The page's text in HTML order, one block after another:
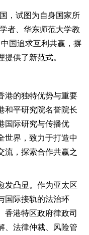
，试图为自身国家所
者、华东师范大学教
国追求互利共赢，摒
供了新范式。
的独特优势与重要
和平研究院名誉院长
国际研究与传播优
世界，致力于打造中
流，探索合作共赢之
凸显。作为亚太区
国际接轨的法治环
香港特区政府律政司
、法律仲裁、风险管